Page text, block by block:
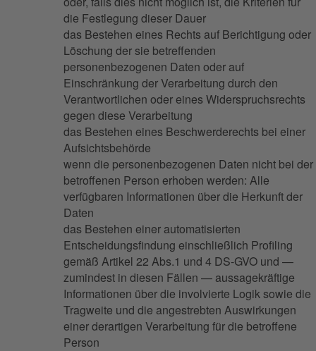
die Festlegung dieser Dauer
das Bestehen eines Rechts auf Berichtigung oder
Löschung der sie betreffenden
personenbezogenen Daten oder auf
Einschränkung der Verarbeitung durch den
Verantwortlichen oder eines Widerspruchsrechts
gegen diese Verarbeitung
das Bestehen eines Beschwerderechts bei einer
Aufsichtsbehörde
wenn die personenbezogenen Daten nicht bei der
betroffenen Person erhoben werden: Alle
verfügbaren Informationen über die Herkunft der
Daten
das Bestehen einer automatisierten
Entscheidungsfindung einschließlich Profiling
gemäß Artikel 22 Abs.1 und 4 DS-GVO und —
zumindest in diesen Fällen — aussagekräftige
Informationen über die involvierte Logik sowie die
Tragweite und die angestrebten Auswirkungen
einer derartigen Verarbeitung für die betroffene
Person